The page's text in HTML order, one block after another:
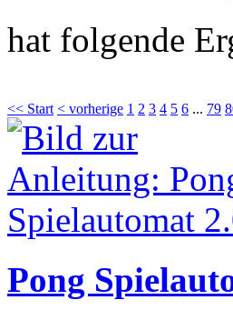
hat folgende
<< Start < vorherige 1 2 3 4 5 6 ... 79
Pong